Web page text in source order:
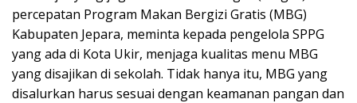
percepatan Program Makan Bergizi Gratis (MBG)
Kabupaten Jepara, meminta kepada pengelola SPPG
yang ada di Kota Ukir, menjaga kualitas menu MBG
yang disajikan di sekolah. Tidak hanya itu, MBG yang
disalurkan harus sesuai dengan keamanan pangan dan